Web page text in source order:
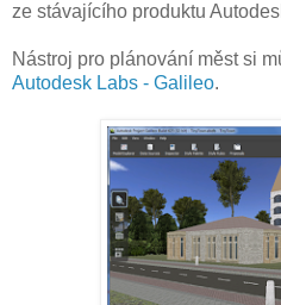
ze stávajícího produktu
Nástroj pro plánování měst si
Autodesk Labs - Galileo.